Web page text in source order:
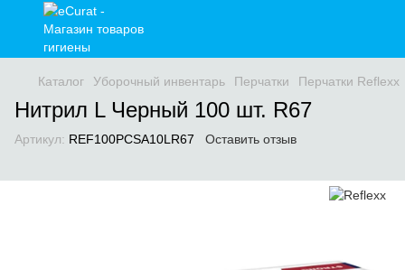
Каталог Уборочный инвентарь Перчатки Перчатки Reflexx
Нитрил L Черный 100 шт. R67
Артикул: REF100PCSA10LR67 Оставить отзыв